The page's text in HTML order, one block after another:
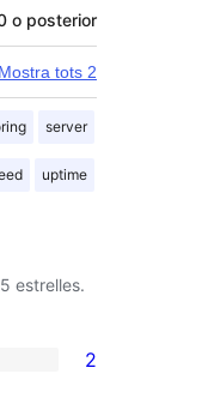
o posterior
Mostra tots 2
server
uptime
estrelles.
2